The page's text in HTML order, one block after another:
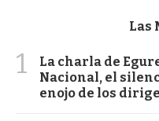
Las
1
La charla de
Nacional, el
enojo de los